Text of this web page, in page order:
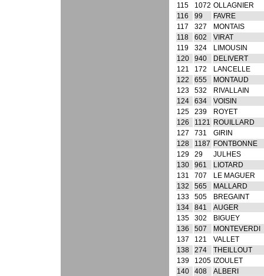
115 1072 OLLAGNIER
116
99
FAVRE
117
327
MONTAIS
118
602
VIRAT
119
324
LIMOUSIN
120
940
DELIVERT
121
172
LANCELLE
122
655
MONTAUD
123
532
RIVALLAIN
124
634
VOISIN
125
239
ROYET
126
1121 ROUILLARD
127
731
GIRIN
128
1187 FONTBONNE
129
29
JULHES
130
961
LIOTARD
131
707
LE MAGUER
132
565
MALLARD
133
505
BREGAINT
134
841
AUGER
135
302
BIGUEY
136
507
MONTEVERDI
137
121
VALLET
138
274
THEILLOUT
139
1205 IZOULET
140
408
ALBERI